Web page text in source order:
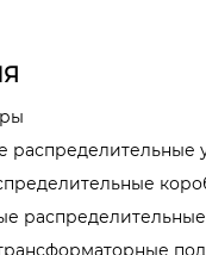
распределительные
распределительные